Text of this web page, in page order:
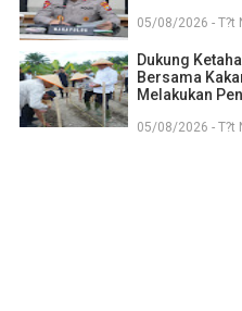
05/08/2026 - T?t
Dukung
Bersama
Melakukan
05/08/2026 - T?t